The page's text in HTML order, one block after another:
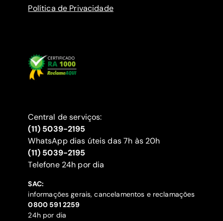
Política de Privacidade
Central de serviços:
(11) 5039-2195
WhatsApp dias úteis das 7h às 20h
(11) 5039-2195
‍Telefone 24h por dia
SAC:
informações gerais, cancelamentos e reclamações
‍0800 591 2259
24h por dia